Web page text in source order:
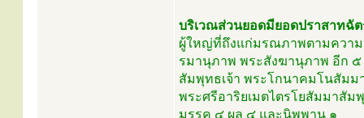
บริเวณส่วนยอดมียอดปราสาทฉั
ผู้ใหญ่ที่ถึงแก่มรณภาพตามความ
รมานุภาพ พระสังฆานุภาพ อีก
สัมพุทธเจ้า พระโกนาคมโนสัมม
พระศรีอาริยเมตไตรโยสัมมาสัม
มรรค ๔ ผล ๔ และนิพพาน ๑